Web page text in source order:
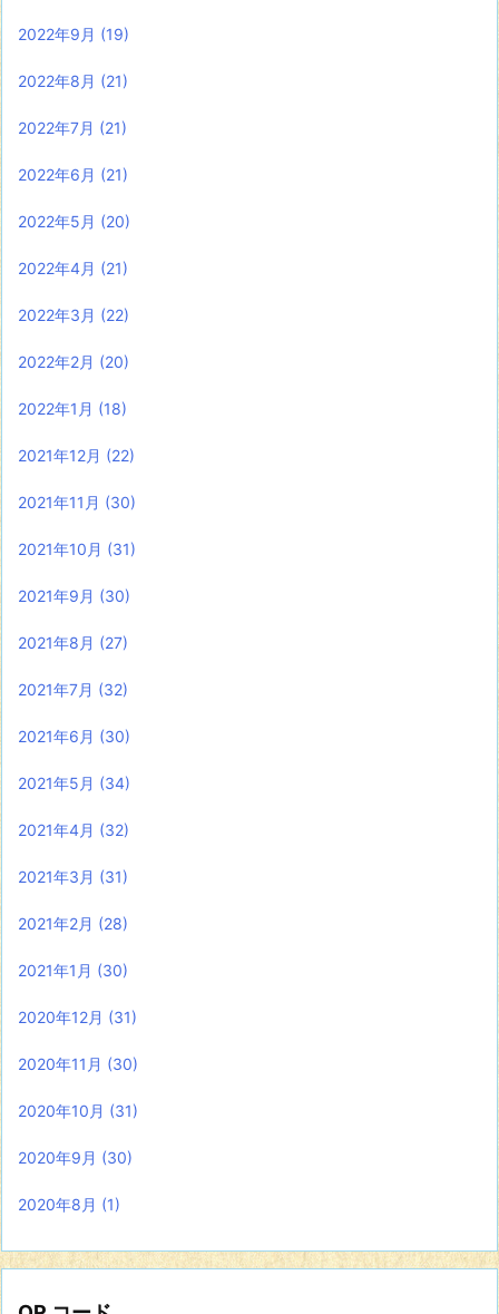
2022年9月 (19)
2022年8月 (21)
2022年7月 (21)
2022年6月 (21)
2022年5月 (20)
2022年4月 (21)
2022年3月 (22)
2022年2月 (20)
2022年1月 (18)
2021年12月 (22)
2021年11月 (30)
2021年10月 (31)
2021年9月 (30)
2021年8月 (27)
2021年7月 (32)
2021年6月 (30)
2021年5月 (34)
2021年4月 (32)
2021年3月 (31)
2021年2月 (28)
2021年1月 (30)
2020年12月 (31)
2020年11月 (30)
2020年10月 (31)
2020年9月 (30)
2020年8月 (1)